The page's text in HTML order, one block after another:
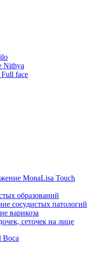
Nithya
face
MonaLisa Touch
образований
сосудистых патологий
варикоза
сеточек на лице
Boca